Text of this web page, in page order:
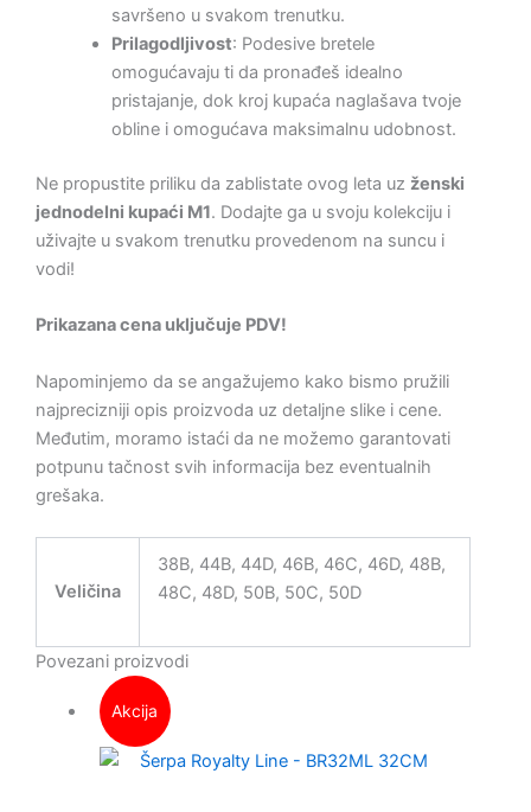
savršeno u svakom trenutku.
Prilagodljivost: Podesive bretele
omogućavaju ti da pronađeš idealno
pristajanje, dok kroj kupaća naglašava tvoje
obline i omogućava maksimalnu udobnost.
Ne propustite priliku da zablistate ovog leta uz ženski
jednodelni kupaći M1. Dodajte ga u svoju kolekciju i
uživajte u svakom trenutku provedenom na suncu i
vodi!
Prikazana cena uključuje PDV!
Napominjemo da se angažujemo kako bismo pružili
najprecizniji opis proizvoda uz detaljne slike i cene.
Međutim, moramo istaći da ne možemo garantovati
potpunu tačnost svih informacija bez eventualnih
grešaka.
Veličina
38B, 44B, 44D, 46B, 46C, 46D, 48B,
48C, 48D, 50B, 50C, 50D
Povezani proizvodi
Akcija